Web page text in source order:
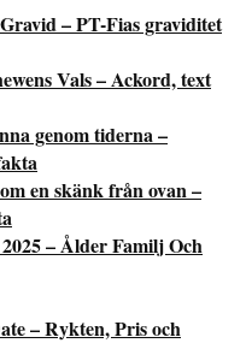
– PT-Fias graviditet
Vals – Ackord, text
genom tiderna –
en skänk från ovan –
– Ålder Familj Och
– Rykten, Pris och